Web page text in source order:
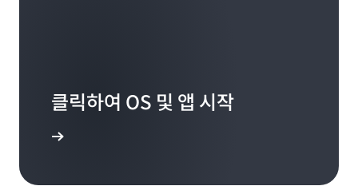
클릭하여 OS 및 앱 시작